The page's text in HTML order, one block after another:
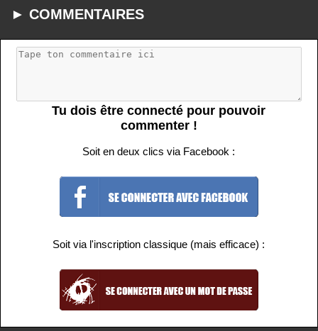
► COMMENTAIRES
Tu dois être connecté pour pouvoir
commenter !
Soit en deux clics via Facebook :
Soit via l'inscription classique (mais efficace) :